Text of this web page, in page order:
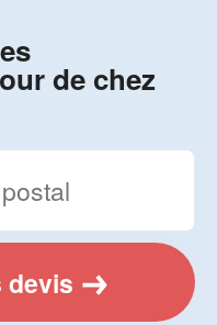
de chez
devis